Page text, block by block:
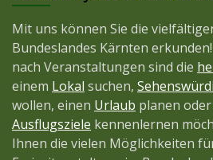
Mit uns können Sie die
Bundeslandes Kärnten
nach Veranstaltungen sind die
einem Lokal suchen,
wollen, einen Urlaub planen
Ausflugsziele kennenlernen
Ihnen die vielen Möglichkeiten